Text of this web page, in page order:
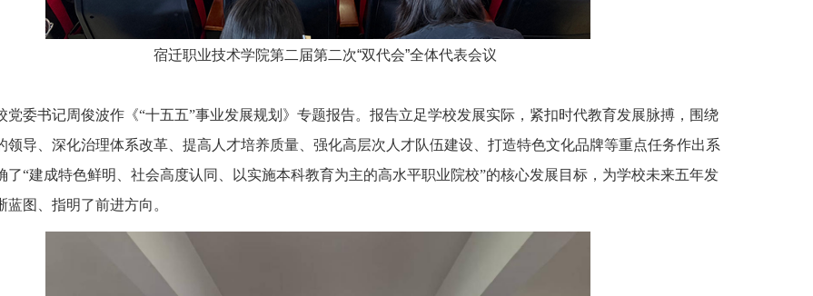
宿迁职业技术学院第二届第二次“双代会”全体代表会议
委书记周俊波作《“十五五”事业发展规划》专题报告。报告立足学校发展实际，紧扣时代教育发展脉搏，围绕
领导、深化治理体系改革、提高人才培养质量、强化高层次人才队伍建设、打造特色文化品牌等重点任务作出系
了“建成特色鲜明、社会高度认同、以实施本科教育为主的高水平职业院校”的核心发展目标，为学校未来五年发
蓝图、指明了前进方向。